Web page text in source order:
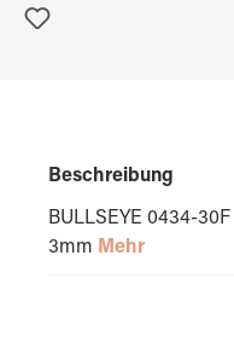
Beschreibung
BULLSEYE 0434-
3mm Mehr